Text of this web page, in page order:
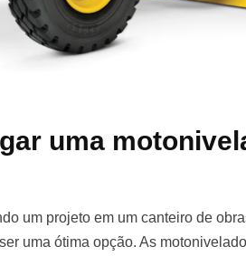
uma
um projeto em um canteiro de
uma ótima opção. As